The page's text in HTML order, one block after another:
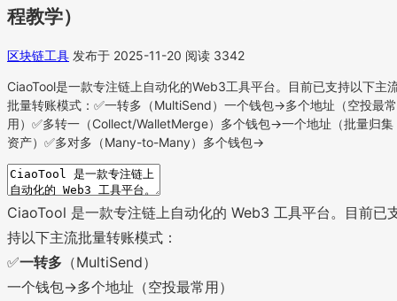
程教学）
区块链工具 发布于 2025-11-20 阅读 3342
CiaoTool是一款专注链上自动化的Web3工具平台。目前已支持以下主
批量转账模式：✅一转多（MultiSend）一个钱包→多个地址（空投最常
用）✅多转一（Collect/WalletMerge）多个钱包→一个地址（批量归集
资产）✅多对多（Many-to-Many）多个钱包→
CiaoTool 是一款专注链上自动化的 Web3 工具平台。目前已
持以下主流批量转账模式：
✅一转多 （MultiSend）
一个钱包→多个地址（空投最常用）